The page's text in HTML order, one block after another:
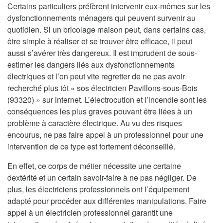
Certains particuliers préfèrent intervenir eux-mêmes sur les
dysfonctionnements ménagers qui peuvent survenir au
quotidien. Si un bricolage maison peut, dans certains cas,
être simple à réaliser et se trouver être efficace, il peut
aussi s’avérer très dangereux. Il est imprudent de sous-
estimer les dangers liés aux dysfonctionnements
électriques et l’on peut vite regretter de ne pas avoir
recherché plus tôt « sos électricien Pavillons-sous-Bois
(93320) » sur internet. L’électrocution et l’incendie sont les
conséquences les plus graves pouvant être liées à un
problème à caractère électrique. Au vu des risques
encourus, ne pas faire appel à un professionnel pour une
intervention de ce type est fortement déconseillé.
En effet, ce corps de métier nécessite une certaine
dextérité et un certain savoir-faire à ne pas négliger. De
plus, les électriciens professionnels ont l’équipement
adapté pour procéder aux différentes manipulations. Faire
appel à un électricien professionnel garantit une